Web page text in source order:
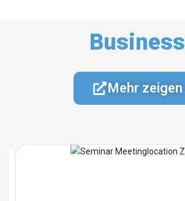
Business
Mehr zeigen